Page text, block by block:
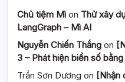
Chủ tiệm Mì on Thử xây
LangGraph – Mì AI
Nguyễn Chiến Thắng on
3 – Phát hiện biển số
Trần Sơn Dương on [Nhận